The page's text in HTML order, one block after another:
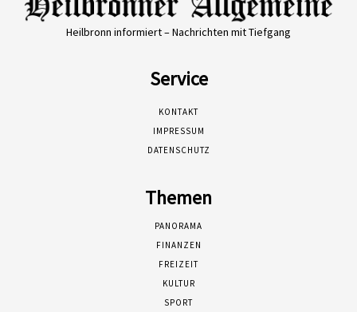
Heilbronn informiert – Nachrichten mit Tiefgang
Service
KONTAKT
IMPRESSUM
DATENSCHUTZ
Themen
PANORAMA
FINANZEN
FREIZEIT
KULTUR
SPORT